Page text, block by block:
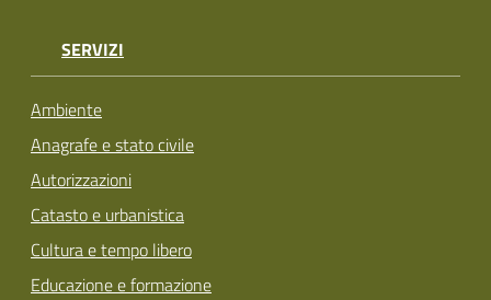
SERVIZI
Ambiente
Anagrafe e stato civile
Autorizzazioni
Catasto e urbanistica
Cultura e tempo libero
Educazione e formazione